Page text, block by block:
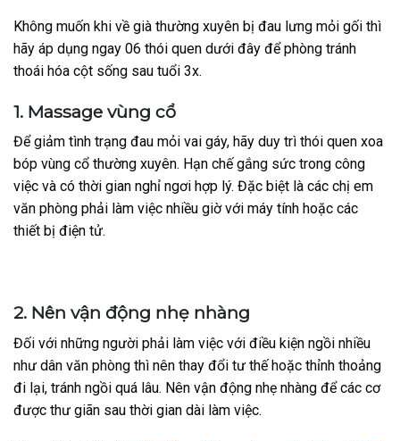
Không muốn khi về già thường xuyên bị đau lưng mỏi gối thì
hãy áp dụng ngay 06 thói quen dưới đây để phòng tránh
thoái hóa cột sống sau tuổi 3x.
1. Massage vùng cổ
Để giảm tình trạng đau mỏi vai gáy, hãy duy trì thói quen xoa
bóp vùng cổ thường xuyên. Hạn chế gắng sức trong công
việc và có thời gian nghỉ ngơi hợp lý. Đặc biệt là các chị em
văn phòng phải làm việc nhiều giờ với máy tính hoặc các
thiết bị điện tử.
2. Nên vận động nhẹ nhàng
Đối với những người phải làm việc với điều kiện ngồi nhiều
như dân văn phòng thì nên thay đổi tư thế hoặc thỉnh thoảng
đi lại, tránh ngồi quá lâu. Nên vận động nhẹ nhàng để các cơ
được thư giãn sau thời gian dài làm việc.